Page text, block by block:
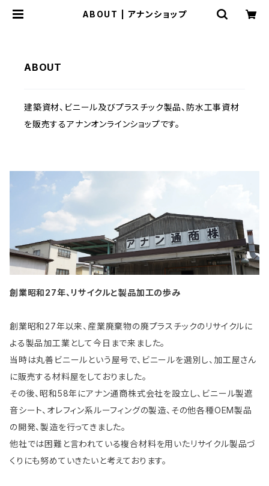
ABOUT | アナンショップ
ABOUT
建築資材、ビニール及びプラスチック製品、防水工事資材
を販売するアナンオンラインショップです。
創業昭和27年、リサイクルと製品加工の歩み
創業昭和27年以来、産業廃棄物の廃プラスチックのリサイクルに
よる製品加工業として今日まで来ました。
当時は丸善ビニールという屋号で、ビニールを選別し、加工屋さん
に販売する材料屋をしておりました。
その後、昭和58年にアナン通商株式会社を設立し、ビニール製遮
音シート、オレフィン系ルーフィングの製造、その他各種OEM製品
の開発、製造を行ってきました。
他社では困難と言われている複合材料を用いたリサイクル製品づ
くりにも努めていきたいと考えております。